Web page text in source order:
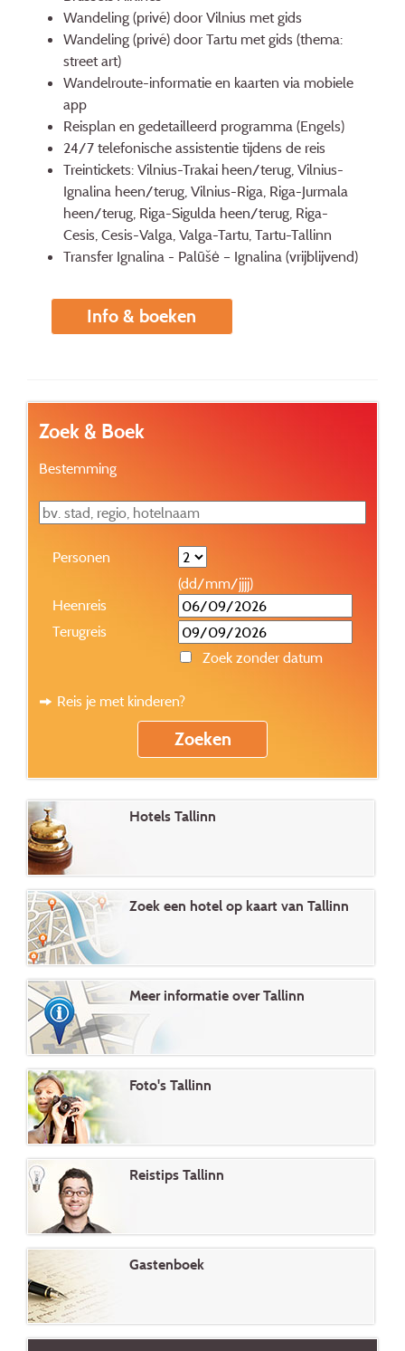
Wandeling (privé) door Vilnius met gids
Wandeling (privé) door Tartu met gids (thema:
street art)
Wandelroute-informatie en kaarten via mobiele
app
Reisplan en gedetailleerd programma (Engels)
24/7 telefonische assistentie tijdens de reis
Treintickets: Vilnius-Trakai heen/terug, Vilnius-
Ignalina heen/terug, Vilnius-Riga, Riga-Jurmala
heen/terug, Riga-Sigulda heen/terug, Riga-
Cesis, Cesis-Valga, Valga-Tartu, Tartu-Tallinn
Transfer Ignalina - Palūšė – Ignalina (vrijblijvend)
Info & boeken
Zoek & Boek
Bestemming
Personen
(dd/mm/jjjj)
Heenreis
Terugreis
Zoek zonder datum
Reis je met kinderen?
Hotels Tallinn
Zoek een hotel op kaart van Tallinn
Meer informatie over Tallinn
Foto's Tallinn
Reistips Tallinn
Gastenboek